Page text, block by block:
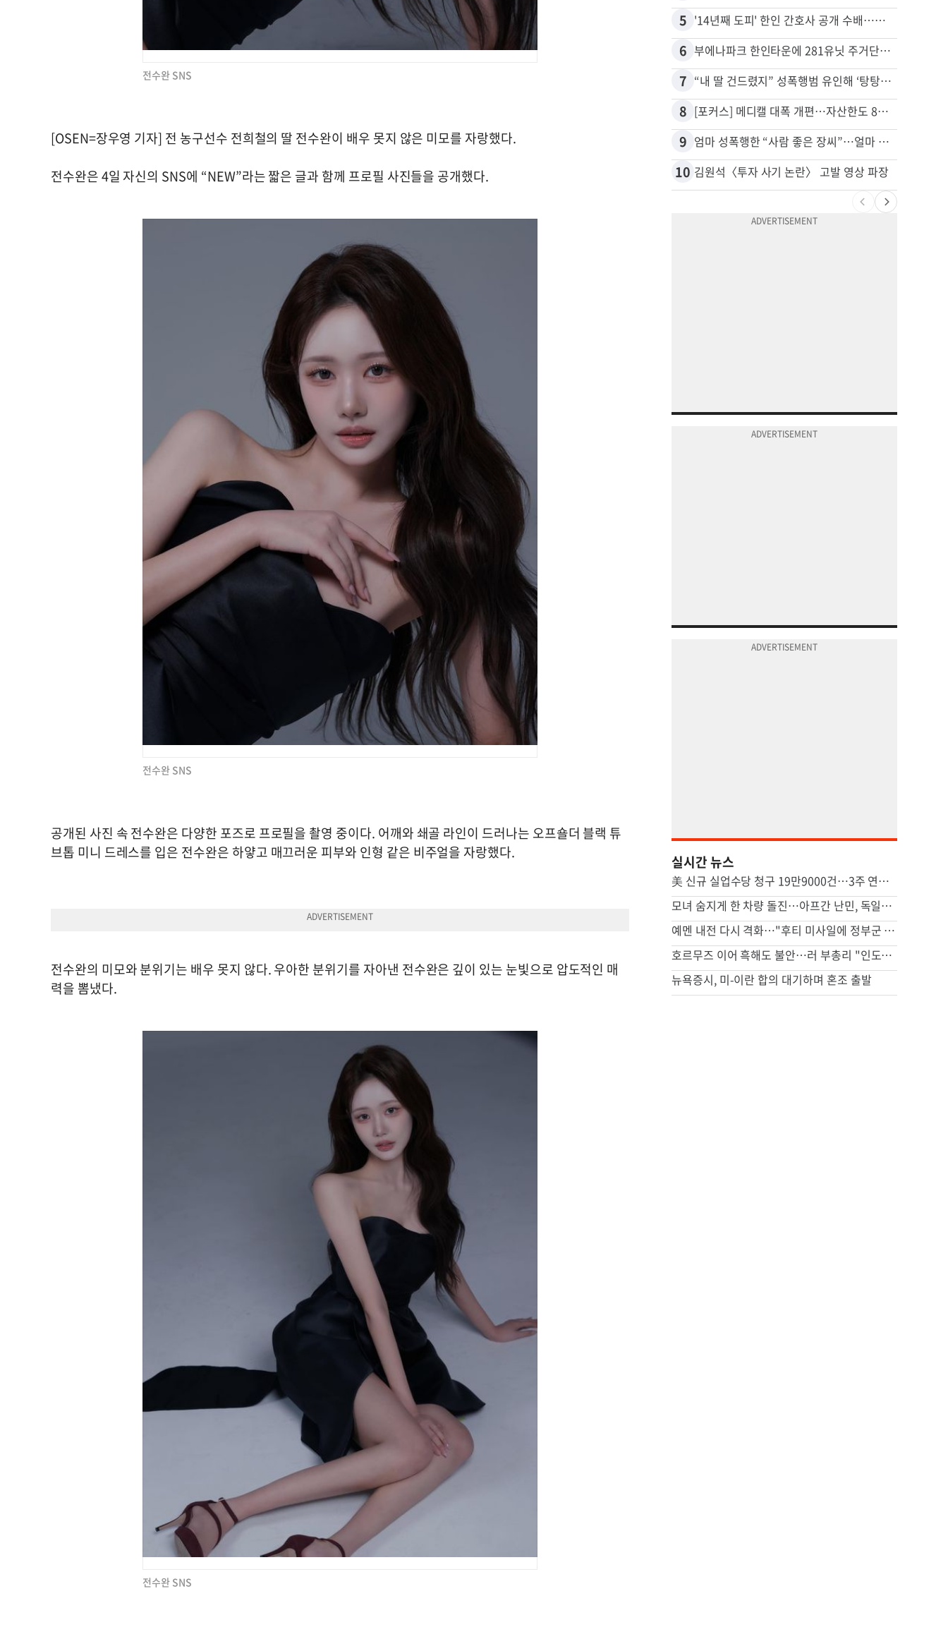
전수완 SNS
[OSEN=장우영 기자] 전 농구선수 전희철의 딸 전수완이 배우 못지 않은 미모를 자랑했다.
전수완은 4일 자신의 SNS에 “NEW”라는 짧은 글과 함께 프로필 사진들을 공개했다.
전수완 SNS
공개된 사진 속 전수완은 다양한 포즈로 프로필을 촬영 중이다. 어깨와 쇄골 라인이 드러나는 오프숄더 블랙 튜
브톱 미니 드레스를 입은 전수완은 하얗고 매끄러운 피부와 인형 같은 비주얼을 자랑했다.
전수완의 미모와 분위기는 배우 못지 않다. 우아한 분위기를 자아낸 전수완은 깊이 있는 눈빛으로 압도적인 매
력을 뽐냈다.
전수완 SNS
5 '14년째 도피' 한인 간호사 공개 수배…메디케어 사기 유죄
6 부에나파크 한인타운에 281유닛 주거단지 들어선다
7 “내 딸 건드렸지” 성폭행범 유인해 ‘탕탕’…아빠의 복수 결말
8 [포커스] 메디캘 대폭 개편…자산한도 84% 축소
9 엄마 성폭행한 “사람 좋은 장씨”…얼마 뒤 딸 배도 불러왔다
10 김원석〈투자 사기 논란〉 고발 영상 파장
실시간 뉴스
美 신규 실업수당 청구 19만9000건…3주 연속 20만명 하회
모녀 숨지게 한 차량 돌진…아프간 난민, 독일서 종신형
예멘 내전 다시 격화…"후티 미사일에 정부군 최소 30명 사망"
호르무즈 이어 흑해도 불안…러 부총리 "인도양 연결 철도 필요"
뉴욕증시, 미-이란 합의 대기하며 혼조 출발